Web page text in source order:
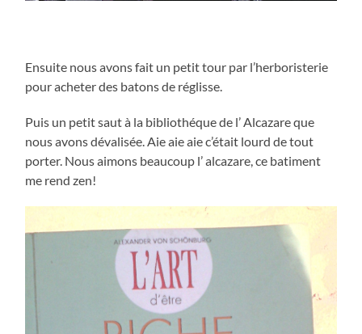
Ensuite nous avons fait un petit tour par l’herboristerie
pour acheter des batons de réglisse.
Puis un petit saut à la bibliothéque de l’ Alcazare que
nous avons dévalisée. Aie aie aie c’était lourd de tout
porter. Nous aimons beaucoup l’ alcazare, ce batiment
me rend zen!